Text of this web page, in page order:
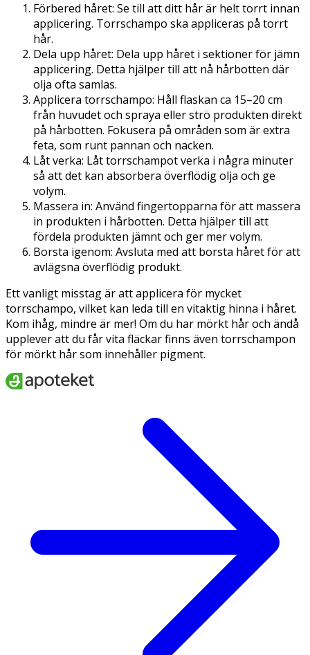
Förbered håret: Se till att ditt hår är helt torrt innan
applicering. Torrschampo ska appliceras på torrt
hår.
Dela upp håret: Dela upp håret i sektioner för jämn
applicering. Detta hjälper till att nå hårbotten där
olja ofta samlas.
Applicera torrschampo: Håll flaskan ca 15–20 cm
från huvudet och spraya eller strö produkten direkt
på hårbotten. Fokusera på områden som är extra
feta, som runt pannan och nacken.
Låt verka: Låt torrschampot verka i några minuter
så att det kan absorbera överflödig olja och ge
volym.
Massera in: Använd fingertopparna för att massera
in produkten i hårbotten. Detta hjälper till att
fördela produkten jämnt och ger mer volym.
Borsta igenom: Avsluta med att borsta håret för att
avlägsna överflödig produkt.
Ett vanligt misstag är att applicera för mycket
torrschampo, vilket kan leda till en vitaktig hinna i håret.
Kom ihåg, mindre är mer! Om du har mörkt hår och ändå
upplever att du får vita fläckar finns även torrschampon
för mörkt hår som innehåller pigment.